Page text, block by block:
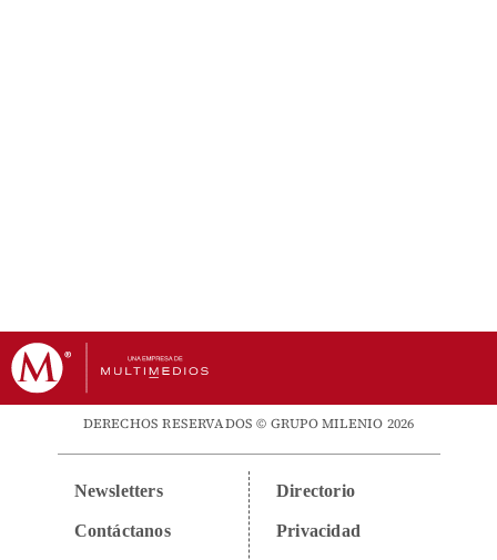
DERECHOS RESERVADOS © GRUPO MILENIO 2026
Newsletters
Contáctanos
Directorio
Privacidad